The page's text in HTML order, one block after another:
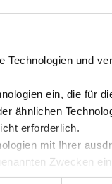
und
ein, die für
ähnlichen
erforderlich.
mit Ihrer
Zwecken